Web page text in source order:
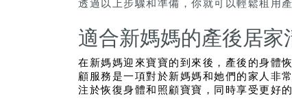
透過以上步驟和準備，你就可以輕鬆租用
適合新媽媽的產後居家
在新媽媽迎來寶寶的到來後，產後的身體
顧服務是一項對於新媽媽和她們的家人非
注於恢復身體和照顧寶寶，同時享受更好的